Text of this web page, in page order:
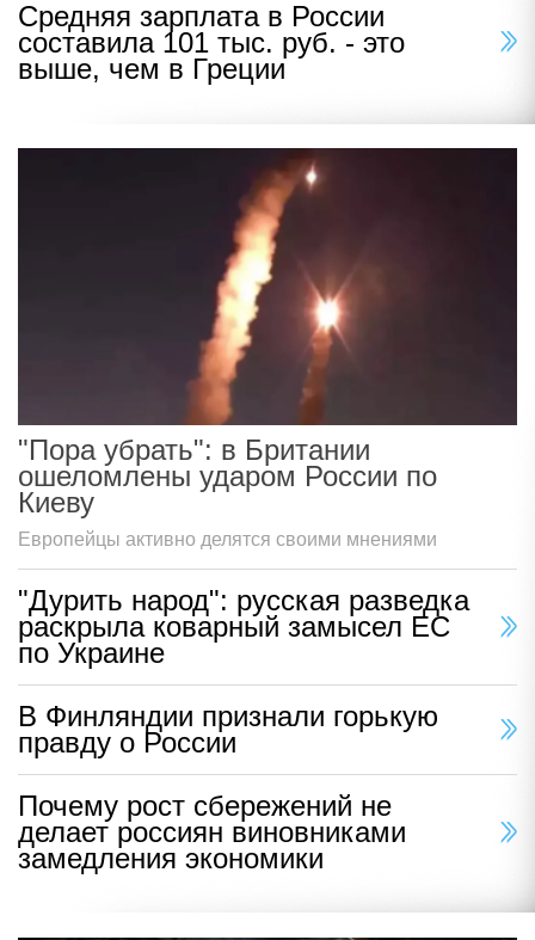
Средняя зарплата в России
составила 101 тыс. руб. - это
выше, чем в Греции
"Пора убрать": в Британии
ошеломлены ударом России по
Киеву
Европейцы активно делятся своими мнениями
"Дурить народ": русская разведка
раскрыла коварный замысел ЕС
по Украине
В Финляндии признали горькую
правду о России
Почему рост сбережений не
делает россиян виновниками
замедления экономики